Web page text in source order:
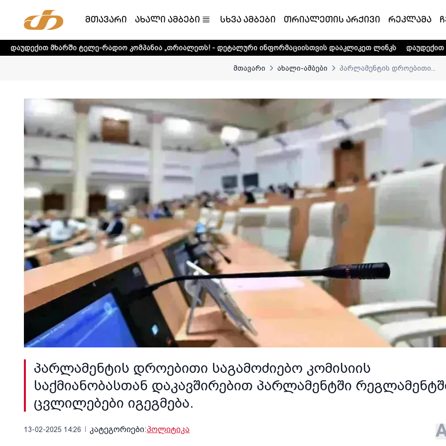
მთავარი ახალი ამბები სხვა ამბები თრიალეთის არქივი რეკლამა
ტელე-რადიო კომპანია „თრიალეთს! - დეტალური ინფორმაციისთვის დააკლიკეთ ლინკს დაუდექით მხარში ტელე-
მთავარი ახალი-ამბები პარლამენტის დროებითი...
პარლამენტის დროებითი საგამოძიებო კომისიის
საქმიანობასთან დაკავშირებით პარლამენტში
ცვლილებები იგეგმება.
13-02-2025 14:26 კატეგორიები:პოლიტიკა